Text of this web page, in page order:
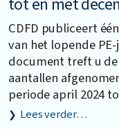
CDFD publiceert
van het lopende
document treft u
aantallen
periode april 2024
Lees verder…